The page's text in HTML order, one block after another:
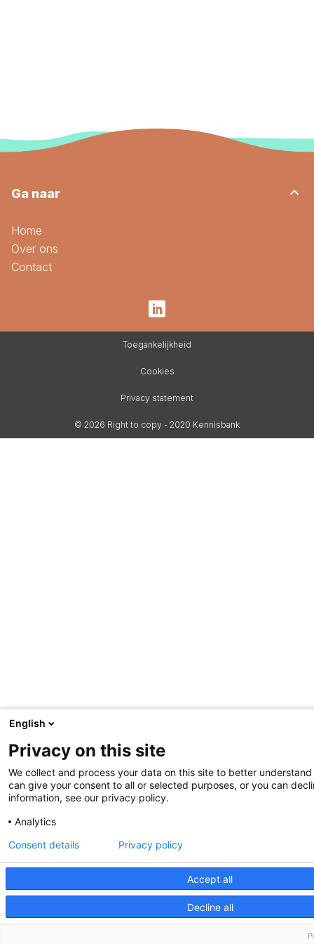
Ga naar keyboard_arrow_down
Home
Over ons
Contact
Toegankelijkheid
Cookies
Privacy statement
© 2026 Right to copy - 2020 Kennisbank
English
Privacy on this site
We collect and process your data on this site to better understand
can give your consent to all or selected purposes, or you can
information, see our privacy policy.
Analytics
Accept all
Decline all
Consent details Privacy policy